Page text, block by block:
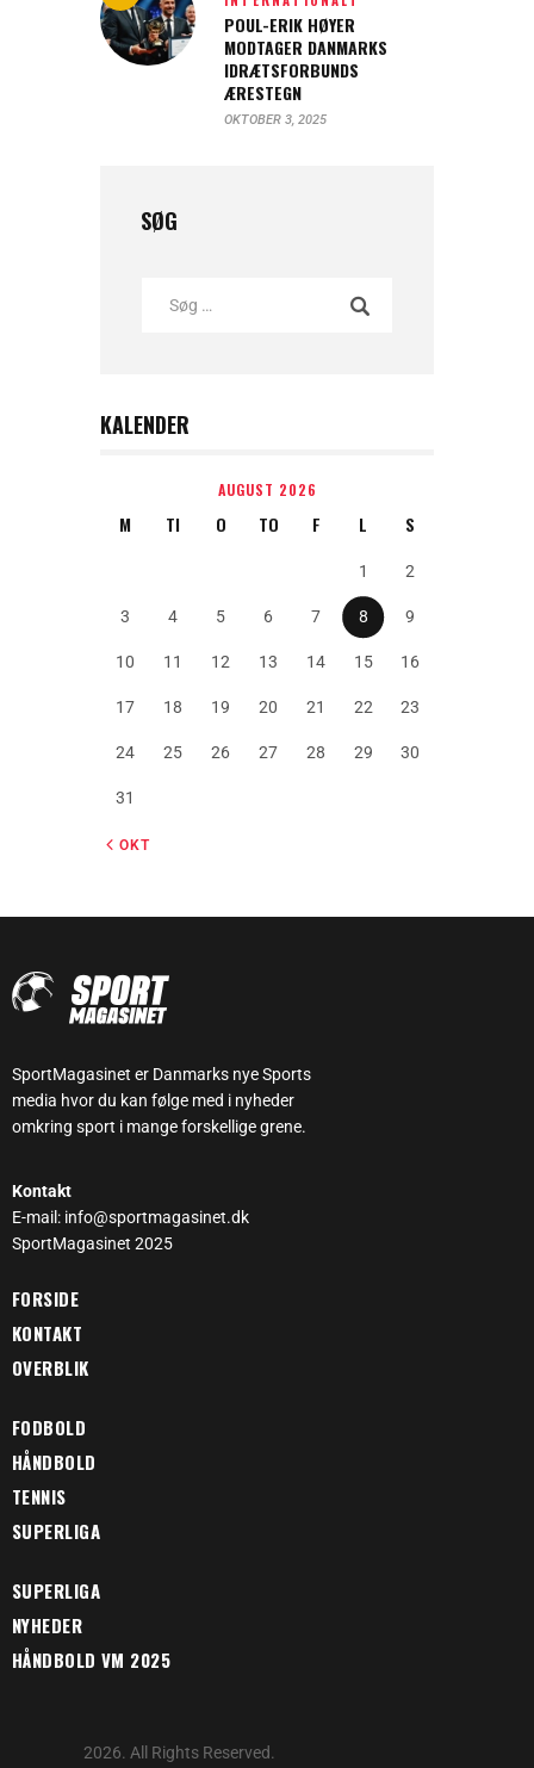
POUL-ERIK HØYER
MODTAGER DANMARKS
IDRÆTSFORBUNDS
ÆRESTEGN
OKTOBER 3, 2025
SØG
KALENDER
AUGUST 2026
M TI O TO F L S
1 2
3 4 5 6 7 8 9
10 11 12 13 14 15 16
17 18 19 20 21 22 23
24 25 26 27 28 29 30
31
« OKT
SportMagasinet er Danmarks nye Sports
media hvor du kan følge med i nyheder
omkring sport i mange forskellige grene.
Kontakt
E-mail: info@sportmagasinet.dk
SportMagasinet 2025
FORSIDE
KONTAKT
OVERBLIK
FODBOLD
HÅNDBOLD
TENNIS
SUPERLIGA
SUPERLIGA
NYHEDER
HÅNDBOLD VM 2025
2026. All Rights Reserved.